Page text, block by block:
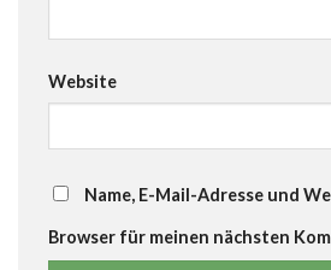
Website
Name, E-Mail-Adresse und
Browser für meinen nächsten